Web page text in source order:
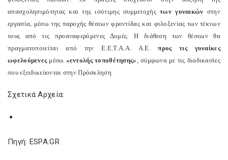
απασχολησιμότητας και της ισότιμης συμμετοχήςτων γυναικών στην
εργασία, μέσω της παροχής θέσεων φροντίδας και φιλοξενίας των τέκνων
τους από τις προαναφερόμενες Δομές. Η διάθεση των θέσεων θα
πραγματοποιείται από την Ε.Ε.Τ.Α.Α. Α.Ε.προς τις γυναίκες
ωφελούμενεςμέσω «εντολής τοποθέτησης», σύμφωνα με τις διαδικασίες
που εξειδικεύονται στην Πρόσκληση
Σχετικά Αρχεία:
Πηγή: ESPA.GR